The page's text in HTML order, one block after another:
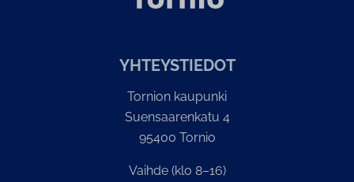
YH­TEYS­TIE­DOT
Tornion kaupunki
Suensaarenkatu 4
95400 Tornio
Vaihde (klo 8–16)